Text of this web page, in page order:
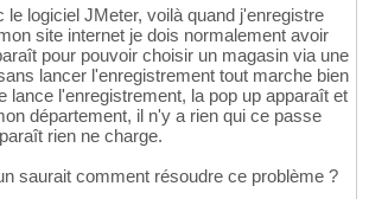
le logiciel JMeter, voilà quand j'enregistre
site internet je dois normalement avoir
pour pouvoir choisir un magasin via une
lancer l'enregistrement tout marche bien
lance l'enregistrement, la pop up apparaît et
département, il n'y a rien qui ce passe
rien ne charge.
saurait comment résoudre ce problème ?